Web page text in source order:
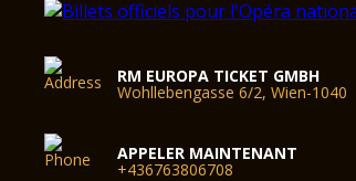
RM EUROPA TICKET GMBH
Wohllebengasse 6/2, Wien-1040
APPELER MAINTENANT
+436763806708